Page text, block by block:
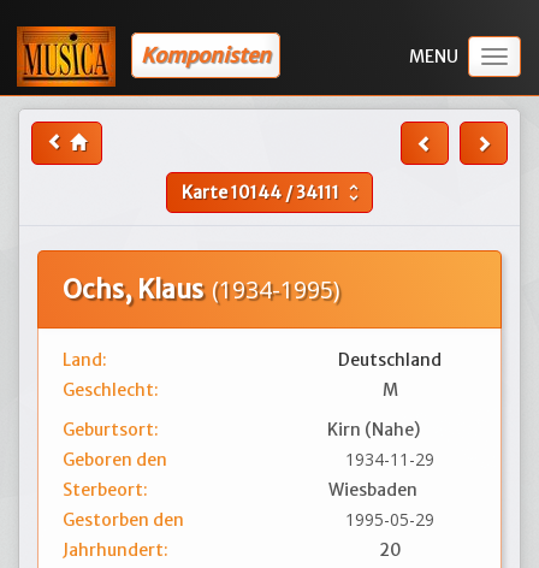
Komponisten
Karte10144/34111 unfold_more
Ochs, Klaus (1934-1995)
Land:
Deutschland
Geschlecht:
M
Geburtsort:
Kirn (Nahe)
Geboren den
1934-11-29
Sterbeort:
Wiesbaden
Gestorben den
1995-05-29
Jahrhundert: 20